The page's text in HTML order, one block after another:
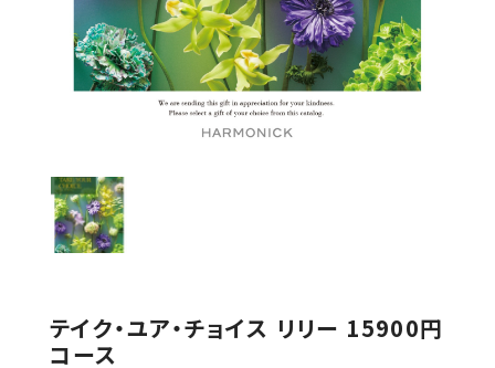
テイク・ユア・チョイス リリー 15900円
コース